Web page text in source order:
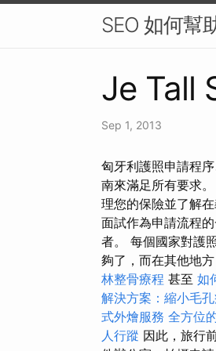
SEO 如何幫
Je Tall
Sep 1, 2013
匈牙利護照申請程
南來滿足所有要求
理您的保險並了解
面試作為申請流程
者。 每個國家對護
夠了，而在其他地
林整骨療程 甚至 如
解決方案：縮小毛
式外燴服務 全方位
人行蹤 因此，旅行